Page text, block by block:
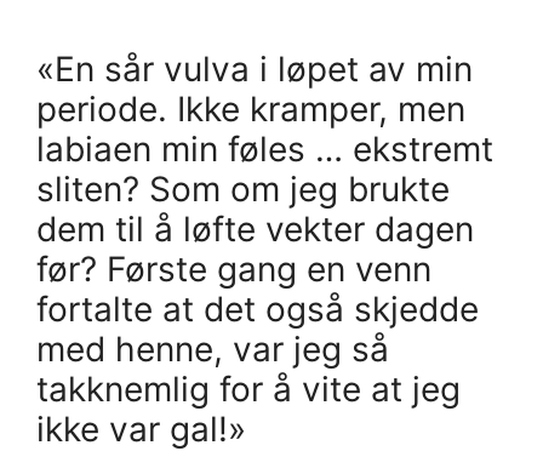
«En sår vulva i løpet av min
periode. Ikke kramper, men
labiaen min føles … ekstremt
sliten? Som om jeg brukte
dem til å løfte vekter dagen
før? Første gang en venn
fortalte at det også skjedde
med henne, var jeg så
takknemlig for å vite at jeg
ikke var gal!»